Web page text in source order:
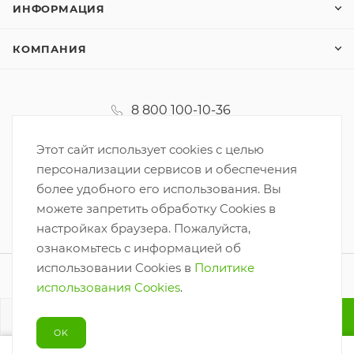
ИНФОРМАЦИЯ
КОМПАНИЯ
8 800 100-10-36
Этот сайт использует cookies с целью
персонализации сервисов и обеспечения
более удобного его использования. Вы
можете запретить обработку Cookies в
настройках браузера. Пожалуйста,
ознакомьтесь с информацией об
использовании Cookies в Политике
использования Cookies.
OK